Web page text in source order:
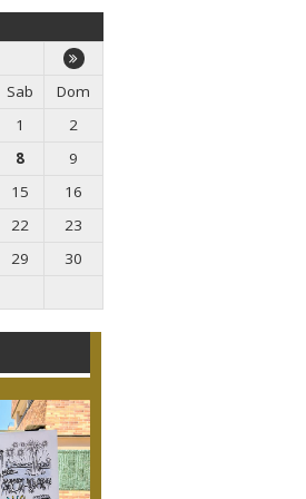
Sab
Dom
1
2
8
9
15
16
22
23
29
30